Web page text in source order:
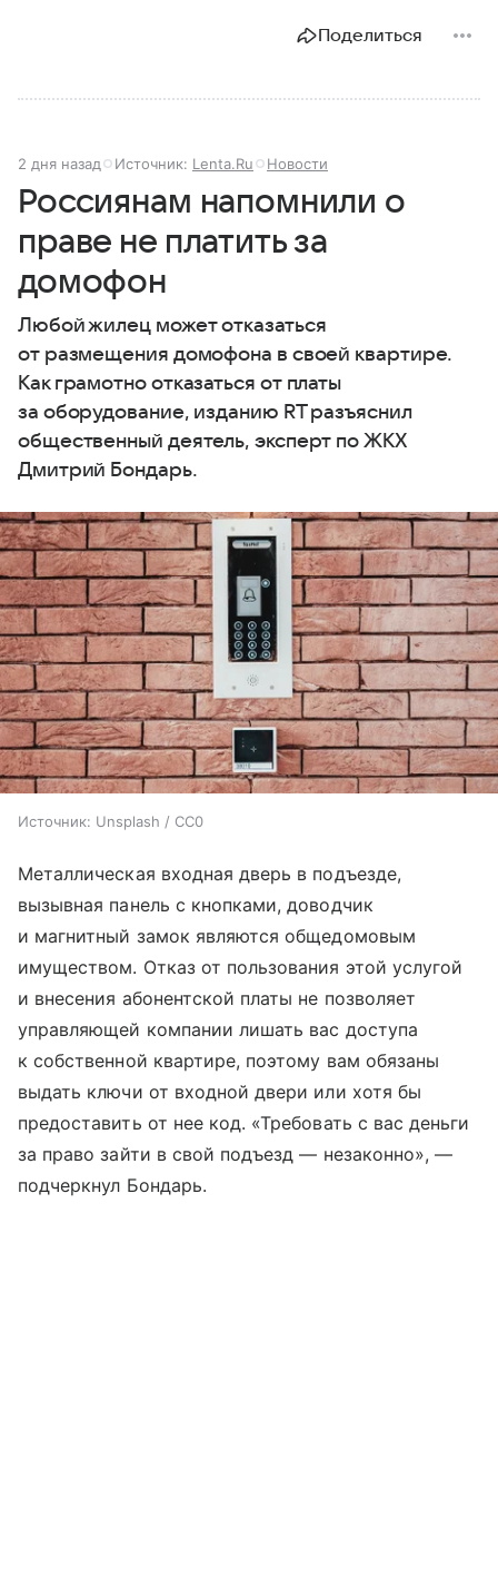
Поделиться
2 дня назад Источник: Lenta.Ru Новости
Россиянам напомнили о
праве не платить за
домофон
Любой жилец может отказаться
от размещения домофона в своей квартире.
Как грамотно отказаться от платы
за оборудование, изданию RT разъяснил
общественный деятель, эксперт по ЖКХ
Дмитрий Бондарь.
Источник: Unsplash / CC0
Металлическая входная дверь в подъезде,
вызывная панель с кнопками, доводчик
и магнитный замок являются общедомовым
имуществом. Отказ от пользования этой услугой
и внесения абонентской платы не позволяет
управляющей компании лишать вас доступа
к собственной квартире, поэтому вам обязаны
выдать ключи от входной двери или хотя бы
предоставить от нее код. «Требовать с вас деньги
за право зайти в свой подъезд — незаконно», —
подчеркнул Бондарь.